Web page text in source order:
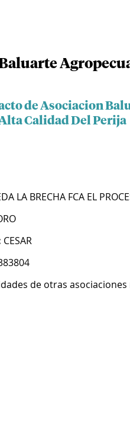
de Asociacion
Calidad Del Perija
LA BRECHA FCA EL
CESAR
de otras asociaciones